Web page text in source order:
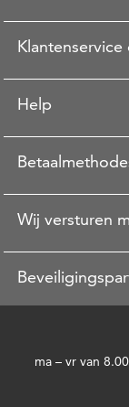
Klantenservice
Help
Wij versturen
ma – vr van